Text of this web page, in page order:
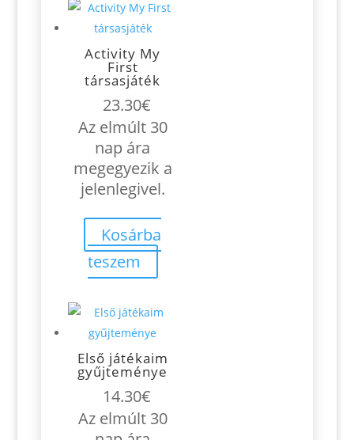
Activity My
First
társasjáték
23.30€
Az elmúlt 30
nap ára
megegyezik a
jelenlegivel.
Kosárba
teszem
Első játékaim
gyűjteménye
14.30€
Az elmúlt 30